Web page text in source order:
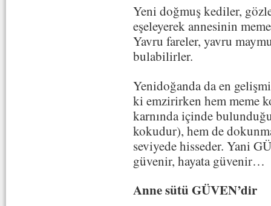
Yeni doğmuş kediler,
eşeleyerek annesinin
Yavru fareler, yavru
bulabilirler.
Yenidoğanda da en
ki emzirirken hem meme
karnında içinde
kokudur), hem de
seviyede hisseder. Yani
güvenir, hayata güvenir…
Anne sütü GÜVEN’dir